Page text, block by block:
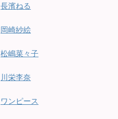
長濱ねる
岡崎紗絵
松嶋菜々子
川栄李奈
ワンピース